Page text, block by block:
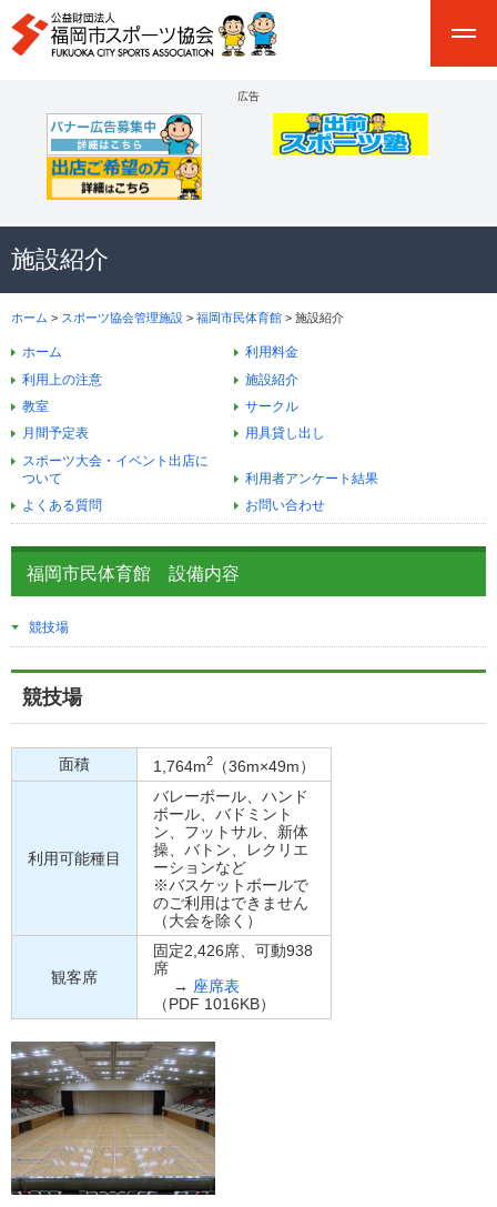
広告
施設紹介
ホーム > スポーツ協会管理施設 > 福岡市民体育館 > 施設紹介
ホーム
利用料金
利用上の注意
施設紹介
教室
サークル
月間予定表
用具貸し出し
スポーツ大会・イベント出店に
ついて
利用者アンケート結果
よくある質問
お問い合わせ
福岡市民体育館 設備内容
競技場
競技場
面積 1,764m2 （36m×49m）
利用可能種目
バレーボール、ハンド
ボール、バドミント
ン、フットサル、新体
操、バトン、レクリエ
ーションなど
※バスケットボールで
のご利用はできません
（大会を除く）
観客席
固定2,426席、可動938
席
→ 座席表
（PDF 1016KB）